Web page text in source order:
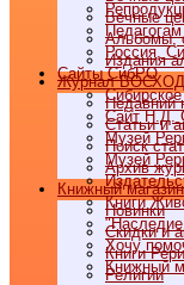
Россия,
Cайты СибРО
Сайт Н.Д.
Музей
Музей
Книги
Хочу
Книжный
Вечные
Альбомы,
Издания
Журнал ВОСХОД
Недавний
Статьи и
Поиск
Архив
Книжный магазин
Новинки
Скидки и
Книги
Религии